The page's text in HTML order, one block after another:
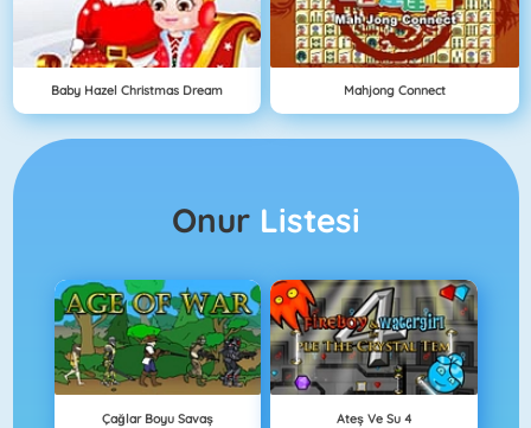
Baby Hazel Christmas Dream Mahjong Connect
Onur Listesi
Çağlar Boyu Savaş Ateş Ve Su 4